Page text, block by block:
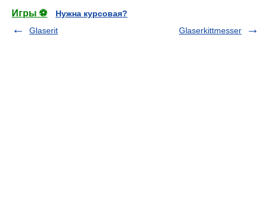
Игры ⚽
Нужна курсовая?
Glaserit
Glaserkittmesser